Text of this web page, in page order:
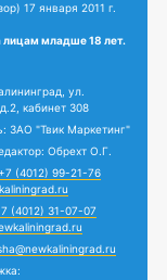
17 января 2011 г.
лицам младше 18 лет.
ул.
кабинет 308
ЗАО "Твик Маркетинг"
Обрехт О.Г.
+7 (4012) 99-21-76
(4012) 31-07-07